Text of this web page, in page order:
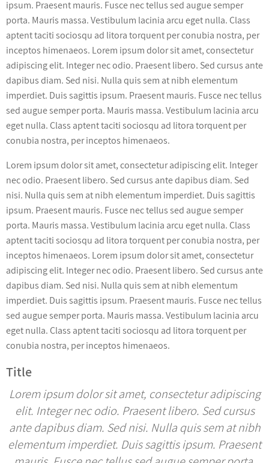
ipsum. Praesent mauris. Fusce nec tellus sed augue semper
porta. Mauris massa. Vestibulum lacinia arcu eget nulla. Class
aptent taciti sociosqu ad litora torquent per conubia nostra, per
inceptos himenaeos. Lorem ipsum dolor sit amet, consectetur
adipiscing elit. Integer nec odio. Praesent libero. Sed cursus ante
dapibus diam. Sed nisi. Nulla quis sem at nibh elementum
imperdiet. Duis sagittis ipsum. Praesent mauris. Fusce nec tellus
sed augue semper porta. Mauris massa. Vestibulum lacinia arcu
eget nulla. Class aptent taciti sociosqu ad litora torquent per
conubia nostra, per inceptos himenaeos.
Lorem ipsum dolor sit amet, consectetur adipiscing elit. Integer
nec odio. Praesent libero. Sed cursus ante dapibus diam. Sed
nisi. Nulla quis sem at nibh elementum imperdiet. Duis sagittis
ipsum. Praesent mauris. Fusce nec tellus sed augue semper
porta. Mauris massa. Vestibulum lacinia arcu eget nulla. Class
aptent taciti sociosqu ad litora torquent per conubia nostra, per
inceptos himenaeos. Lorem ipsum dolor sit amet, consectetur
adipiscing elit. Integer nec odio. Praesent libero. Sed cursus ante
dapibus diam. Sed nisi. Nulla quis sem at nibh elementum
imperdiet. Duis sagittis ipsum. Praesent mauris. Fusce nec tellus
sed augue semper porta. Mauris massa. Vestibulum lacinia arcu
eget nulla. Class aptent taciti sociosqu ad litora torquent per
conubia nostra, per inceptos himenaeos.
Title
Lorem ipsum dolor sit amet, consectetur adipiscing
elit. Integer nec odio. Praesent libero. Sed cursus
ante dapibus diam. Sed nisi. Nulla quis sem at nibh
elementum imperdiet. Duis sagittis ipsum. Praesent